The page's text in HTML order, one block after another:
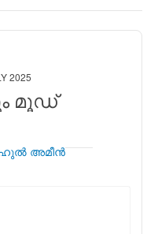
2025
മൂഡ്
അമീന്‍